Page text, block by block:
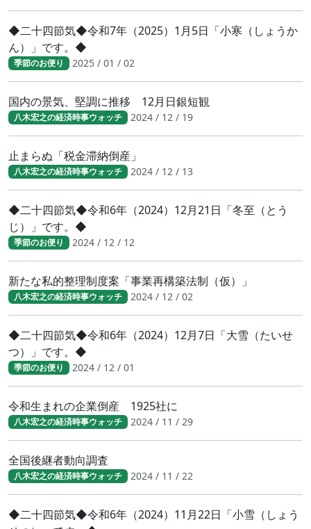
◆二十四節気◆令和7年（2025）1月5日「小寒（しょうか
ん）」です。◆
季節のお便り 2025 / 01 / 02
国内の景気、堅調に推移 12月日銀短観
八木宏之の経済時事ウォッチ 2024 / 12 / 19
止まらぬ「税金滞納倒産」
八木宏之の経済時事ウォッチ 2024 / 12 / 13
◆二十四節気◆令和6年（2024）12月21日「冬至（とう
じ）」です。◆
季節のお便り 2024 / 12 / 12
新たな私的整理制度案「事業再構築法制（仮）」
八木宏之の経済時事ウォッチ 2024 / 12 / 02
◆二十四節気◆令和6年（2024）12月7日「大雪（たいせ
つ）」です。◆
季節のお便り 2024 / 12 / 01
令和生まれの企業倒産 1925社に
八木宏之の経済時事ウォッチ 2024 / 11 / 29
全国後継者動向調査
八木宏之の経済時事ウォッチ 2024 / 11 / 22
◆二十四節気◆令和6年（2024）11月22日「小雪（しょう